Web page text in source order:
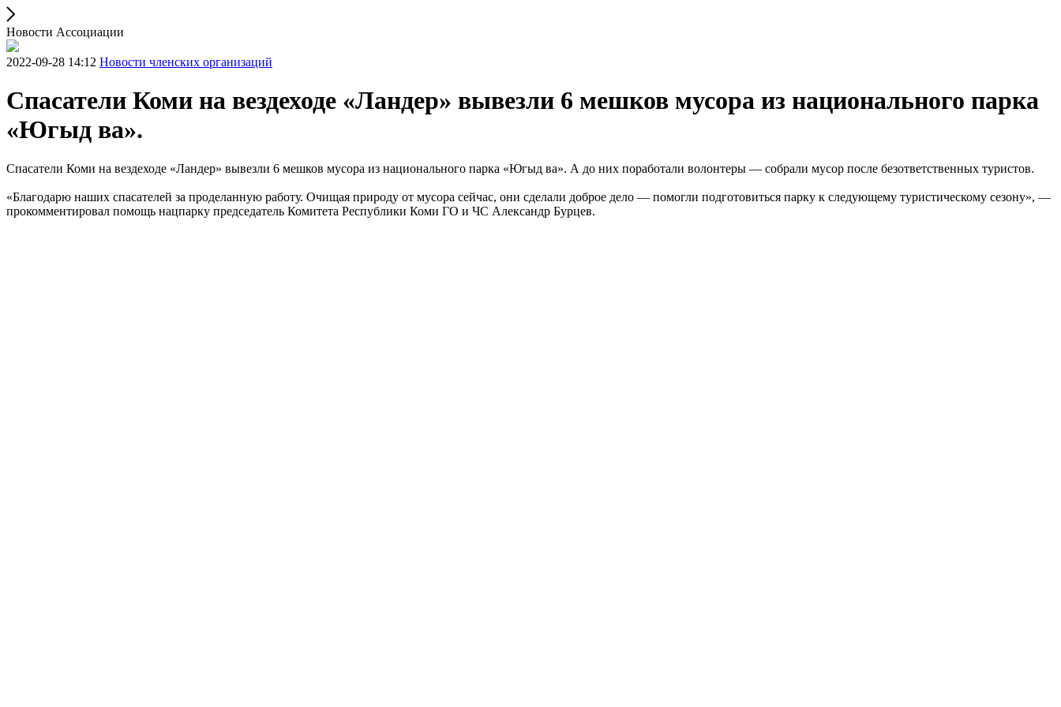
Новости Ассоциации
2022-09-28 14:12 Новости членских организаций
Спасатели Коми на вездеходе «Ландер» вывезли 6 мешков мусора из национального парка
«Югыд ва».
Спасатели Коми на вездеходе «Ландер» вывезли 6 мешков мусора из национального парка «Югыд ва». А до них поработали волонтеры — собрали мусор после безответственных туристов.
«Благодарю наших спасателей за проделанную работу. Очищая природу от мусора сейчас, они сделали доброе дело — помогли подготовиться парку к следующему туристическому сезону», —
прокомментировал помощь нацпарку председатель Комитета Республики Коми ГО и ЧС Александр Бурцев.